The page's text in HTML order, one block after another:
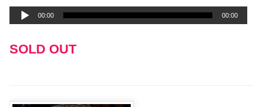
声
プ
ー
00:00 00:00
SOLD OUT